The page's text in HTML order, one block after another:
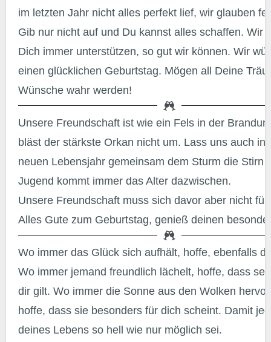
im letzten Jahr nicht alles perfekt lief, wir glauben
Gib nur nicht auf und Du kannst alles schaffen. Wir
Dich immer unterstützen, so gut wir können. Wir
einen glücklichen Geburtstag. Mögen all Deine
Wünsche wahr werden!
Unsere Freundschaft ist wie ein Fels in der Brandung. Ihn
bläst der stärkste Orkan nicht um. Lass uns auch in
neuen Lebensjahr gemeinsam dem Sturm die Stirn
Jugend kommt immer das Alter dazwischen.
Unsere Freundschaft muss sich davor aber nicht
Alles Gute zum Geburtstag, genieß deinen
Wo immer das Glück sich aufhält, hoffe, ebenfalls dort zu sein.
Wo immer jemand freundlich lächelt, hoffe, dass
dir gilt. Wo immer die Sonne aus den Wolken
hoffe, dass sie besonders für dich scheint. Damit
deines Lebens so hell wie nur möglich sei.